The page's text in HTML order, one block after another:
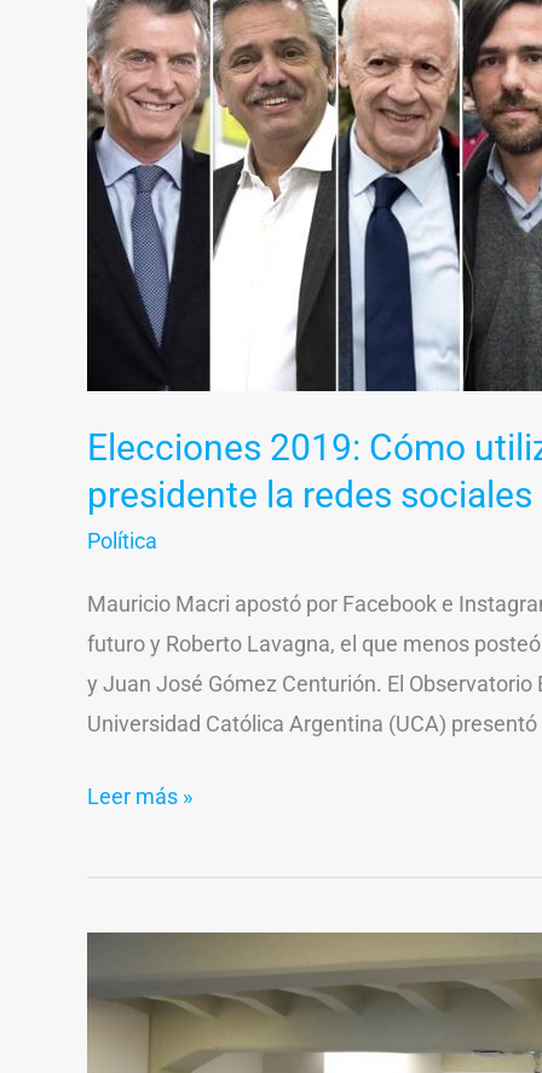
Elecciones 2019: Cómo
presidente la redes sociales
Política
Mauricio Macri apostó por Facebook e
futuro y Roberto Lavagna, el que menos
y Juan José Gómez Centurión. El
Universidad Católica Argentina (UCA)
2019:
Cómo
utilizaron
los
candidatos
presidente
sociales
Leer más »
Lammens